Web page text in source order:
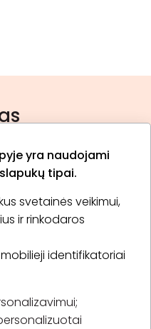
yra naudojami
tipai.
svetainės veikimui,
ir rinkodaros
identifikatoriai
politika